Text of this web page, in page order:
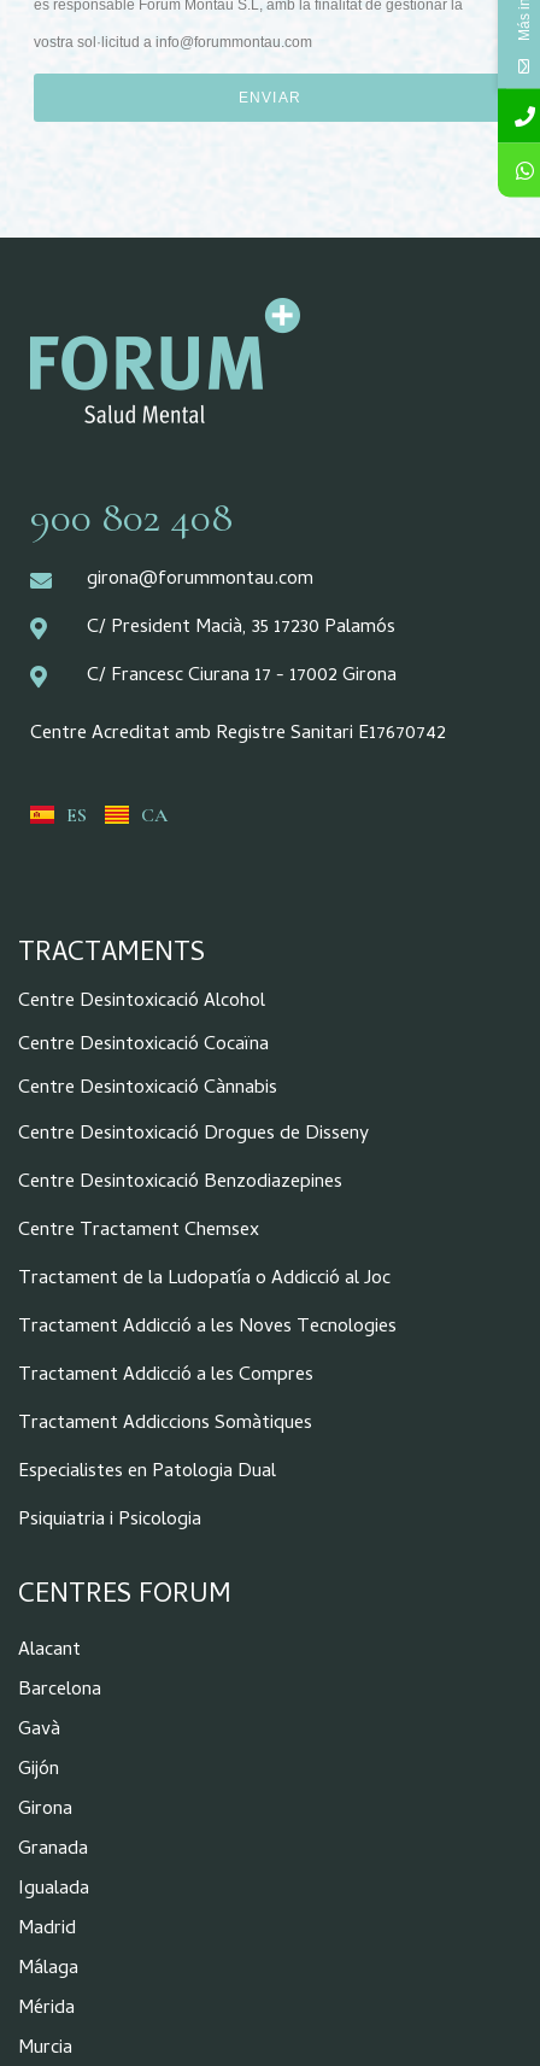
és responsable Forum Montau S.L, amb la finalitat de gestionar la
vostra sol·licitud ainfo@forummontau.com
ENVIAR
900 802 408
girona@forummontau.com
C/ President Macià, 35 17230 Palamós
C/ Francesc Ciurana 17 - 17002 Girona
Centre Acreditat amb Registre Sanitari E17670742
ES CA
TRACTAMENTS
Centre Desintoxicació Alcohol
Centre Desintoxicació Cocaïna
Centre Desintoxicació Cànnabis
Centre Desintoxicació Drogues de Disseny
Centre Desintoxicació Benzodiazepines
Centre Tractament Chemsex
Tractament de la Ludopatía o Addicció al Joc
Tractament Addicció a les Noves Tecnologies
Tractament Addicció a les Compres
Tractament Addiccions Somàtiques
Especialistes en Patologia Dual
Psiquiatria i Psicologia
CENTRES FORUM
Alacant
Barcelona
Gavà
Gijón
Girona
Granada
Igualada
Madrid
Málaga
Mérida
Murcia